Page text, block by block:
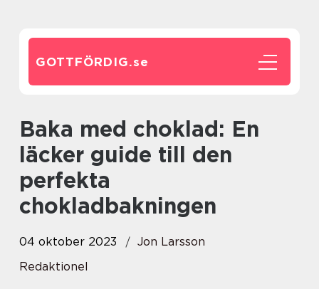
GOTTFÖRDIG.se
Baka med choklad: En
läcker guide till den
perfekta
chokladbakningen
04 oktober 2023
Jon Larsson
Redaktionel